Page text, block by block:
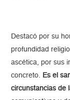
Destacó por su
profundidad
ascética, por sus
concreto. Es el
circunstancias de